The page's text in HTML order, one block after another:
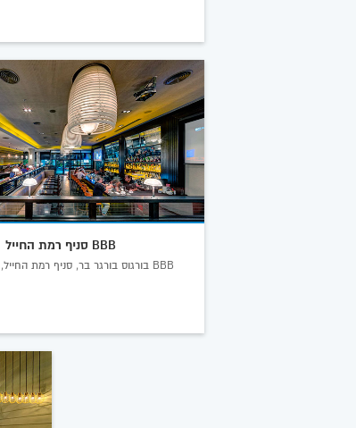
BBB סניף רמת החייל
BBB בורגוס בורגר בר, סניף רמת החייל, בר מסעדה.